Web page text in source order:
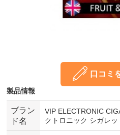
口コミ
製品情報
ブラン
ド名
VIP ELECTRONIC
クトロニック シガレッ